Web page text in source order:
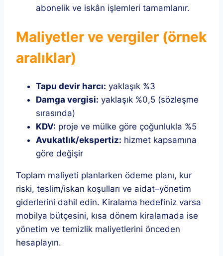
abonelik ve iskân işlemleri tamamlanır.
Maliyetler ve vergiler (örnek
aralıklar)
Tapu devir harcı: yaklaşık %3
Damga vergisi: yaklaşık %0,5 (sözleşme
sırasında)
KDV: proje ve mülke göre çoğunlukla %5
Avukatlık/ekspertiz: hizmet kapsamına
göre değişir
Toplam maliyeti planlarken ödeme planı, kur
riski, teslim/iskan koşulları ve aidat–yönetim
giderlerini dahil edin. Kiralama hedefiniz varsa
mobilya bütçesini, kısa dönem kiralamada ise
yönetim ve temizlik maliyetlerini önceden
hesaplayın.